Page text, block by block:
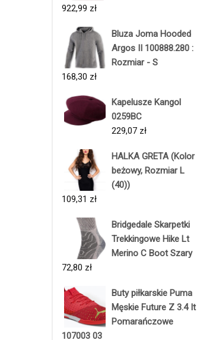
922,99 zł
Bluza Joma Hooded
Argos II 100888.280 :
Rozmiar - S
168,30 zł
Kapelusze Kangol
0259BC
229,07 zł
HALKA GRETA (Kolor
beżowy, Rozmiar L
(40))
109,31 zł
Bridgedale Skarpetki
Trekkingowe Hike Lt
Merino C Boot Szary
72,80 zł
Buty piłkarskie Puma
Męskie Future Z 3.4 It
Pomarańczowe
107003 03